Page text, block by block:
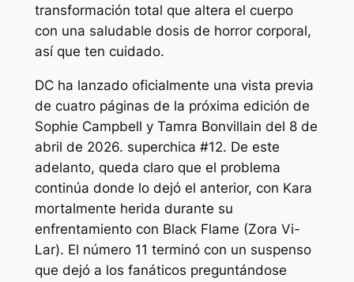
transformación total que altera el cuerpo
con una saludable dosis de horror corporal,
así que ten cuidado.
DC ha lanzado oficialmente una vista previa
de cuatro páginas de la próxima edición de
Sophie Campbell y Tamra Bonvillain del 8 de
abril de 2026. superchica #12. De este
adelanto, queda claro que el problema
continúa donde lo dejó el anterior, con Kara
mortalmente herida durante su
enfrentamiento con Black Flame (Zora Vi-
Lar). El número 11 terminó con un suspenso
que dejó a los fanáticos preguntándose